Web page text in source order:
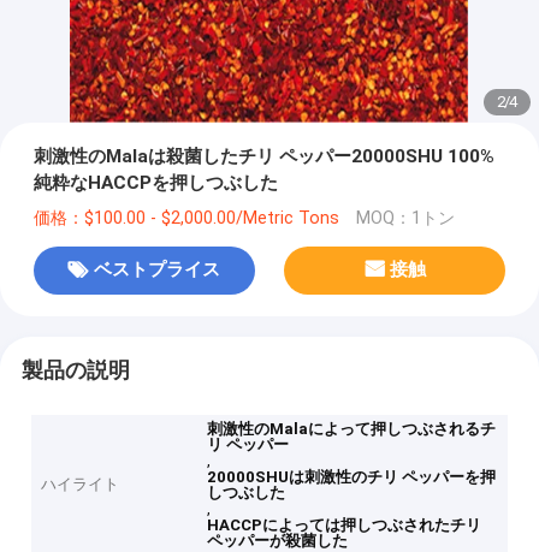
2/4
刺激性のMalaは殺菌したチリ ペッパー20000SHU 100%
純粋なHACCPを押しつぶした
価格：$100.00 - $2,000.00/Metric Tons MOQ：1トン
ベストプライス 接触
製品の説明
ハイライト
刺激性のMalaによって押しつぶされるチ
リ ペッパー
,
20000SHUは刺激性のチリ ペッパーを押
しつぶした
,
HACCPによっては押しつぶされたチリ
ペッパーが殺菌した